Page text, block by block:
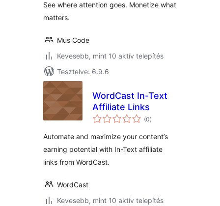
See where attention goes. Monetize what
matters.
Mus Code
Kevesebb, mint 10 aktív telepítés
Tesztelve: 6.9.6
WordCast In-Text
Affiliate Links
(0értékelés
összesen
)
Automate and maximize your content’s
earning potential with In-Text affiliate
links from WordCast.
WordCast
Kevesebb, mint 10 aktív telepítés